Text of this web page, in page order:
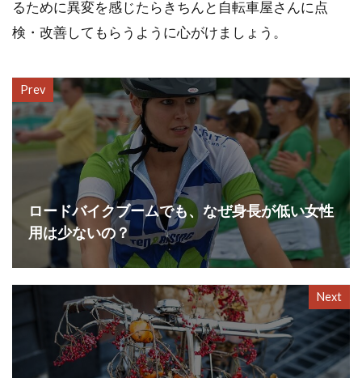
るために異変を感じたらきちんと自転車屋さんに点
検・改善してもらうように心がけましょう。
Prev
ロードバイクブームでも、なぜ身長が低い女性
用は少ないの？
Next